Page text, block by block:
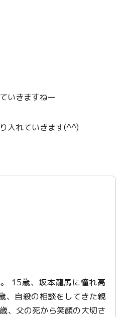
いきますねー
入れていきます(^^)
15歳、坂本龍馬に憧れ高
、自殺の相談をしてきた親
、父の死から笑顔の大切さ